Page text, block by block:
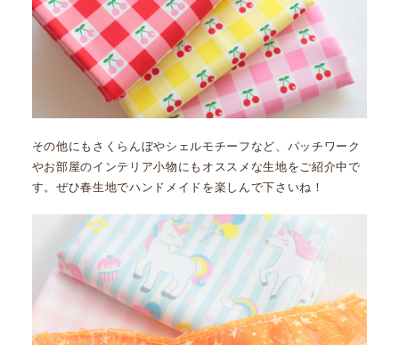
その他にもさくらんぼやシェルモチーフなど、パッチワーク
やお部屋のインテリア小物にもオススメな生地をご紹介中で
す。ぜひ春生地でハンドメイドを楽しんで下さいね！